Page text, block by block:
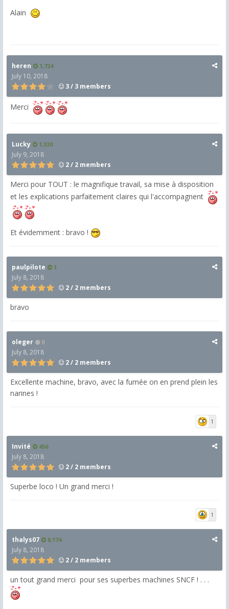
Alain
heren 1,724
July 10, 2018
3 / 3 members
Merci
Lucky 1,330
July 9, 2018
2 / 2 members
Merci pour TOUT : le magnifique travail, sa mise à disposition
et les explications parfaitement claires qui l'accompagnent
Et évidemment : bravo !
paulpilote 1
July 8, 2018
2 / 2 members
bravo
oleger 0
July 8, 2018
2 / 2 members
Excellente machine, bravo, avec la fumée on en prend plein les
narines !
1
Invité 456
July 8, 2018
2 / 2 members
Superbe loco ! Un grand merci !
1
thalys07 8,174
July 8, 2018
2 / 2 members
un tout grand merci pour ses superbes machines SNCF ! . . .